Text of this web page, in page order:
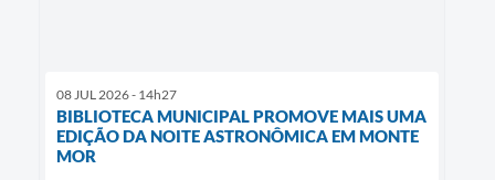
08 JUL 2026 - 14h27
BIBLIOTECA MUNICIPAL PROMOVE MAIS UMA
EDIÇÃO DA NOITE ASTRONÔMICA EM MONTE
MOR